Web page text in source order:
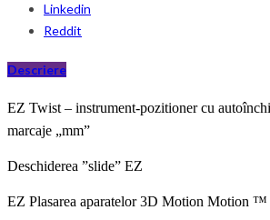
Linkedin
Reddit
Descriere
EZ Twist – instrument-pozitionercu
marcaje „mm”
Deschiderea ”slide” EZ
EZ Plasarea aparatelor 3D Motion Motion ™